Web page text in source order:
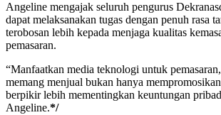
Angeline mengajak seluruh pengurus
dapat melaksanakan tugas dengan penuh rasa
terobosan lebih kepada menjaga kualitas
pemasaran.
“Manfaatkan media teknologi untuk
memang menjual bukan hanya
berpikir lebih mementingkan keuntungan
Angeline.*/